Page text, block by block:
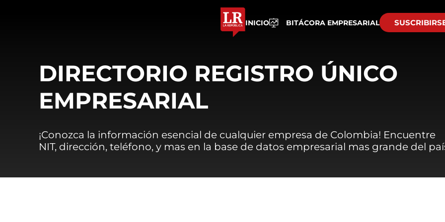
INICIO BITÁCORA EMPRESARIAL
DIRECTORIO REGISTRO ÚNICO
EMPRESARIAL
¡Conozca la información esencial de cualquier empresa de Colombia! Encuentre
NIT, dirección, teléfono, y mas en la base de datos empresarial mas grande del